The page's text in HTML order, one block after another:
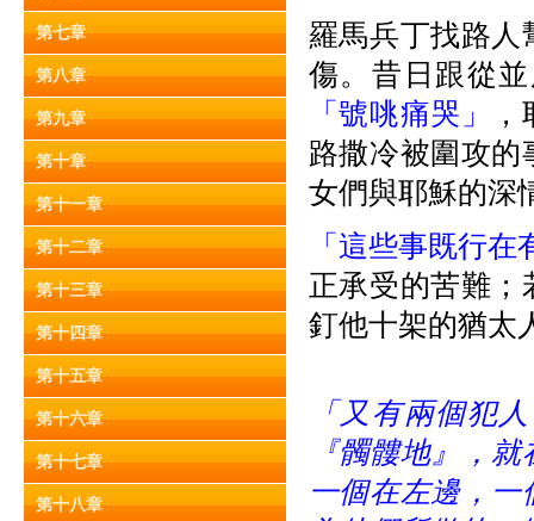
第七章
第八章
第九章
第十章
第十一章
第十二章
第十三章
第十四章
第十五章
第十六章
第十七章
第十八章
羅馬兵丁找路人
傷。昔日跟從
「號咷痛哭」
路撒冷被圍攻的
女們與耶穌的深
「這些事既行
正承受的苦難；
釘他十架的猶太
「又有兩個犯
『髑髏地』，
一個在左邊，